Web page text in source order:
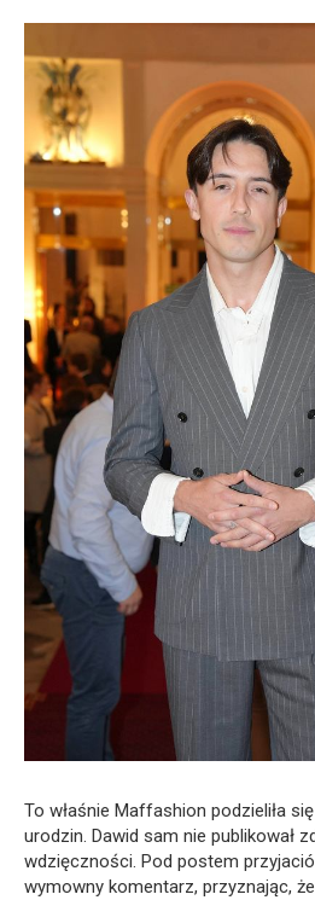
To właśnie Maffashion podzieliła
urodzin. Dawid sam nie publikował
wdzięczności. Pod postem
wymowny komentarz, przyznając,